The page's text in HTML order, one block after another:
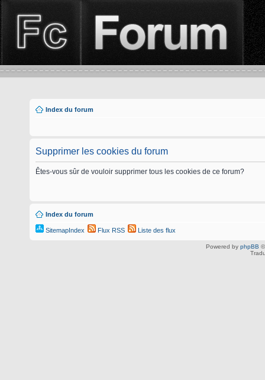
Index du forum
Supprimer les cookies du forum
Êtes-vous sûr de vouloir supprimer tous les cookies de ce forum?
Index du forum
SitemapIndex Flux RSS Liste des flux
Powered by phpBB